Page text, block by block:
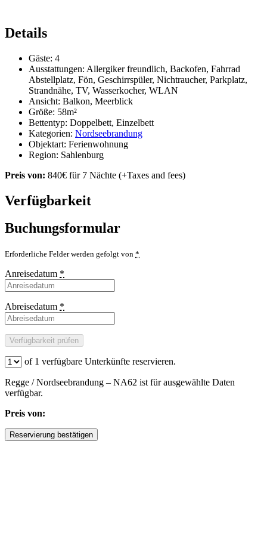
Details
Gäste: 4
Ausstattungen: Allergiker freundlich, Backofen, Fahrrad
Abstellplatz, Fön, Geschirrspüler, Nichtraucher, Parkplatz,
Strandnähe, TV, Wasserkocher, WLAN
Ansicht: Balkon, Meerblick
Größe: 58m²
Bettentyp: Doppelbett, Einzelbett
Kategorien: Nordseebrandung
Objektart: Ferienwohnung
Region: Sahlenburg
Preis von: 840€ für 7 Nächte (+Taxes and fees)
Verfügbarkeit
Buchungsformular
Erforderliche Felder werden gefolgt von *
Anreisedatum *
Abreisedatum *
of 1 verfügbare Unterkünfte reservieren.
Regge / Nordseebrandung – NA62 ist für ausgewählte Daten
verfügbar.
Preis von: